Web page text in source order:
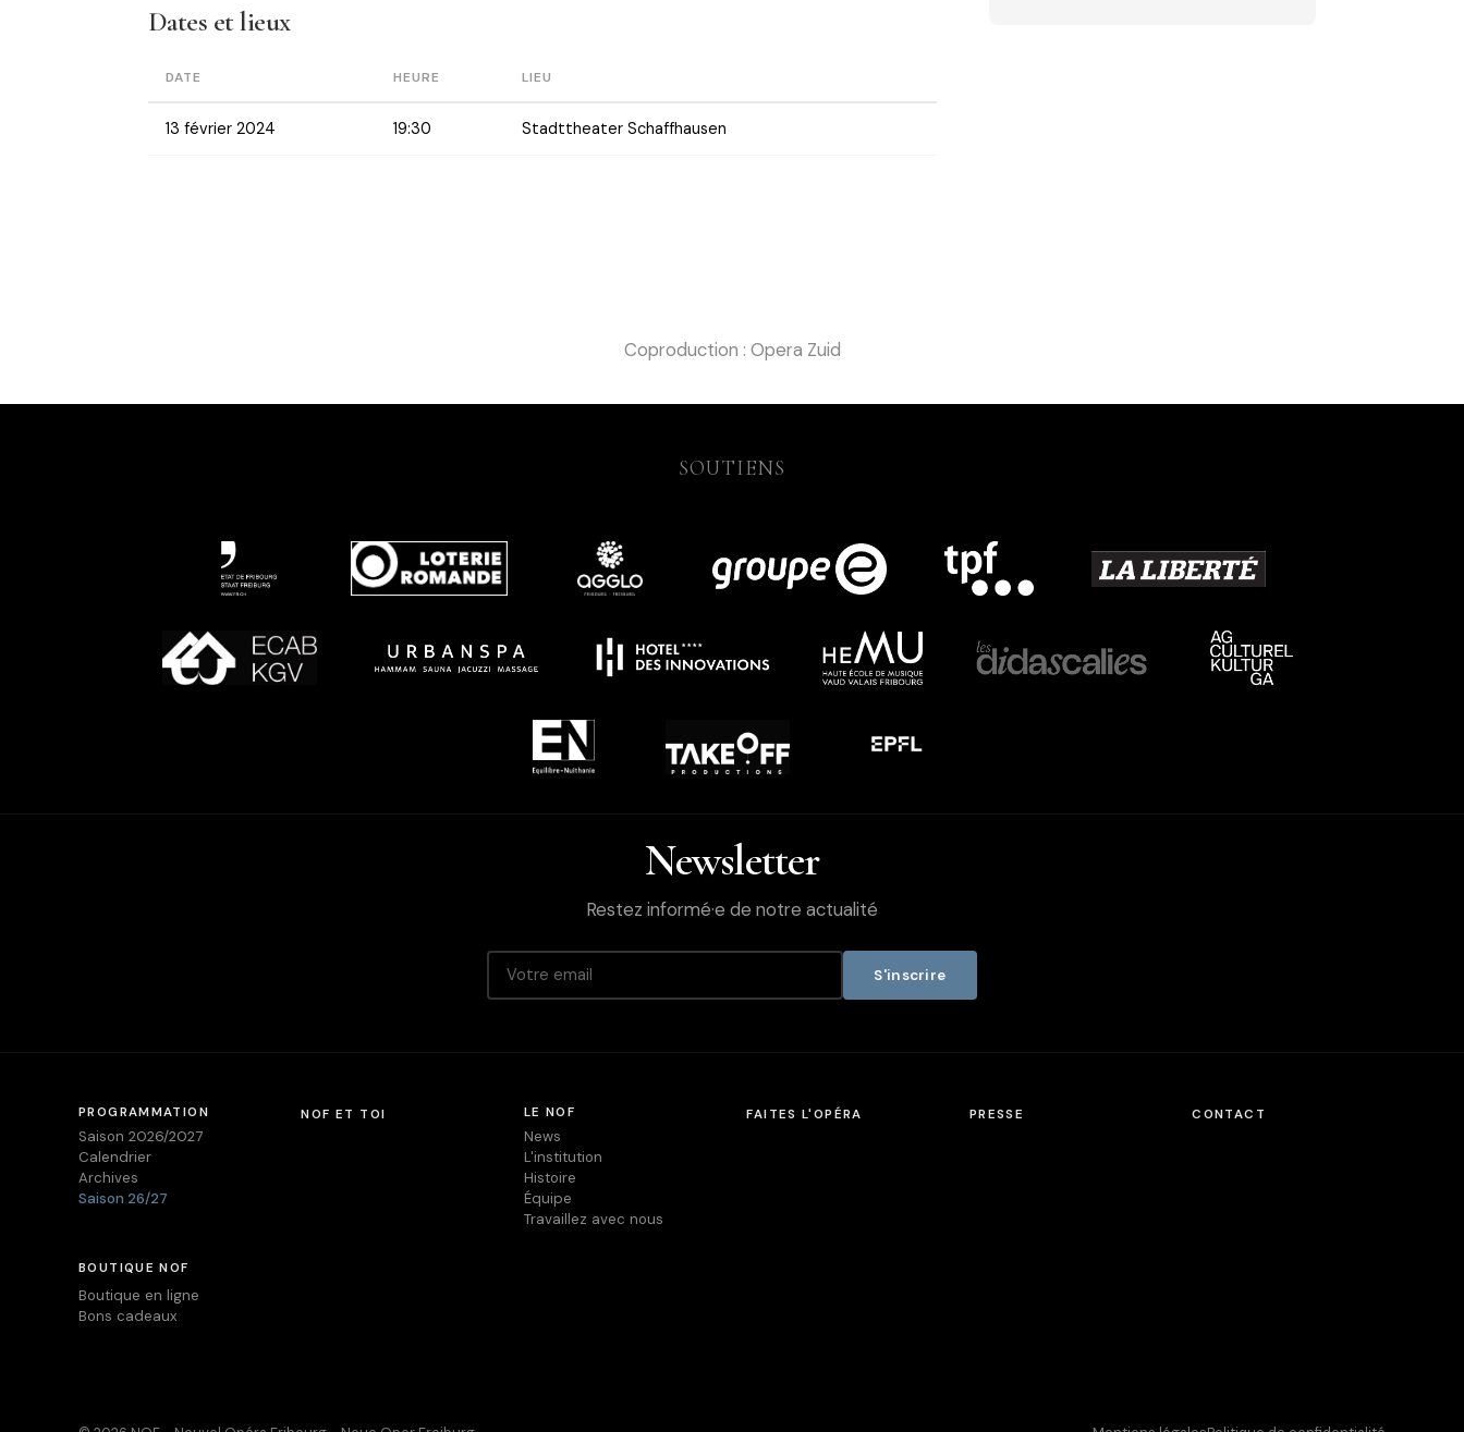
Dates et lieux
DATE HEURE LIEU
13 février 2024 19:30 Stadttheater Schaffhausen
Coproduction : Opera Zuid
SOUTIENS
Newsletter
Restez informé·e de notre actualité
S'inscrire
PROGRAMMATION
Saison 2026/2027
Calendrier
Archives
Saison 26/27
NOF ET TOI LE NOF
News
L'institution
Histoire
Équipe
Travaillez avec nous
FAITES L'OPÉRA PRESSE CONTACT
BOUTIQUE NOF
Boutique en ligne
Bons cadeaux